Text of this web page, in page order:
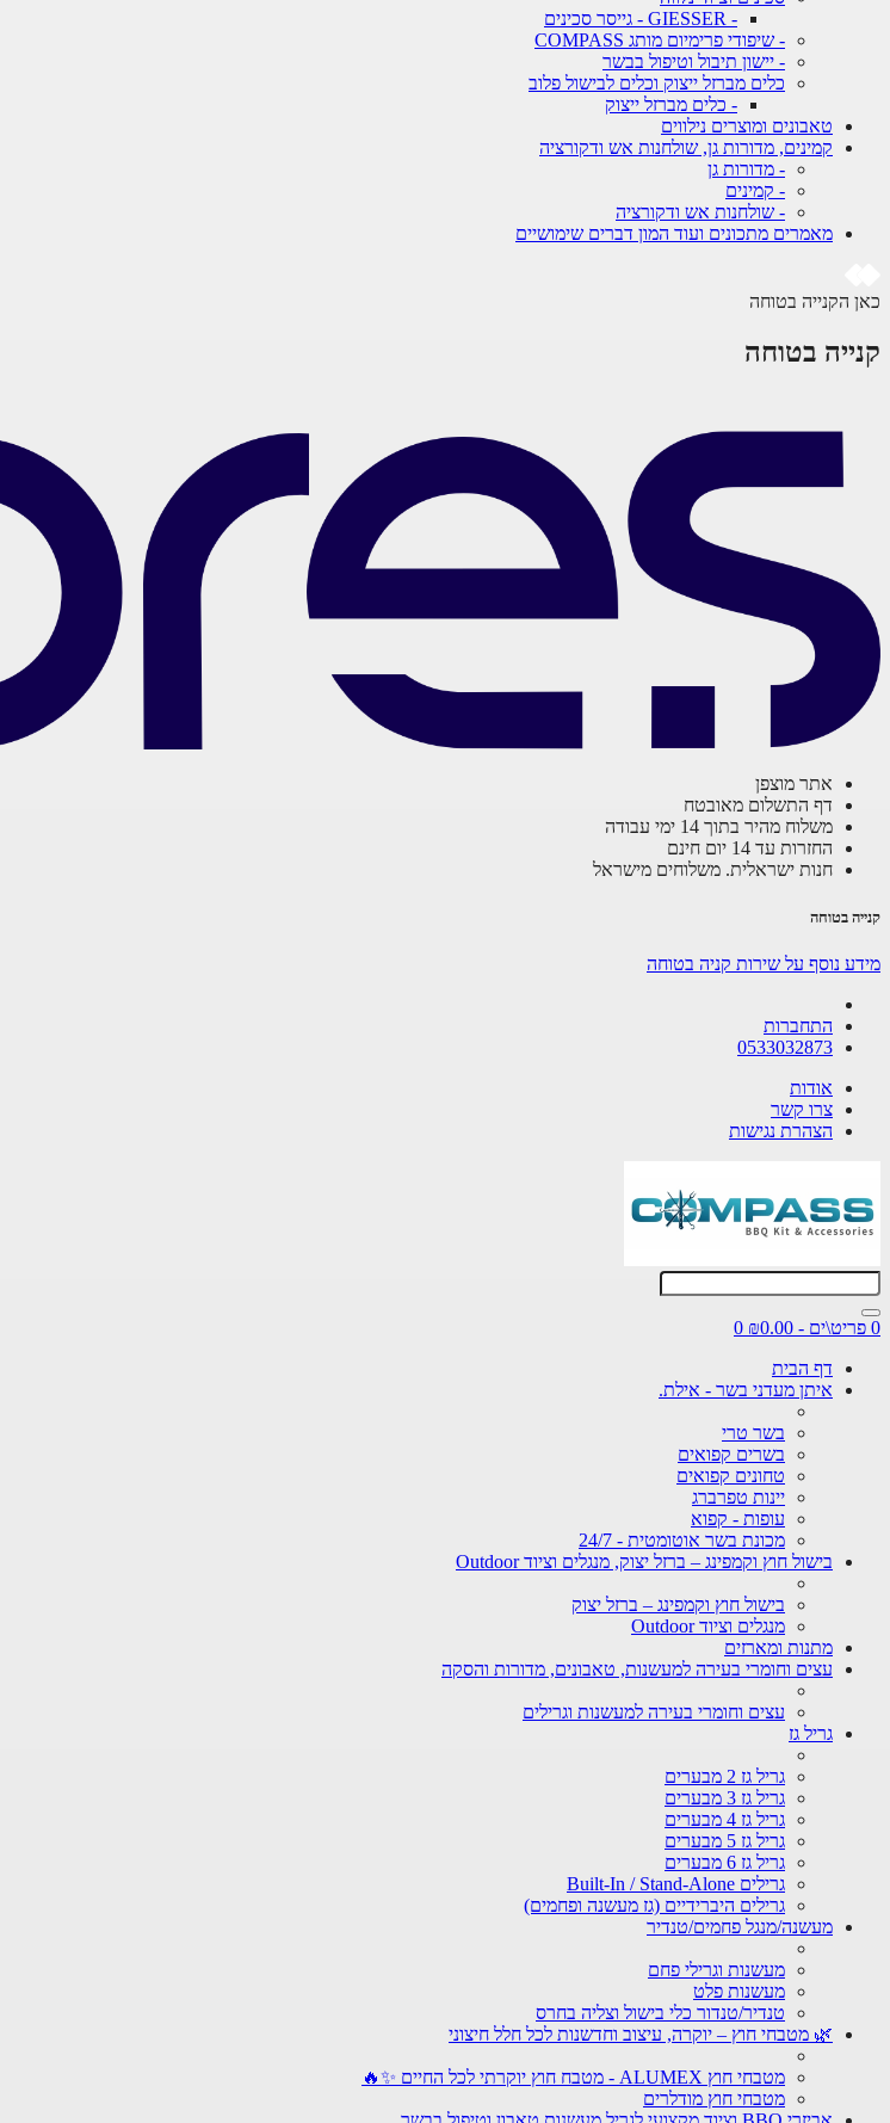
- GIESSER - גייסר סכינים
- שיפודי פרימיום מותג COMPASS
- יישון תיבול וטיפול בבשר
כלים מברזל ייצוק וכלים לבישול פלוב
- כלים מברזל ייצוק
טאבונים ומוצרים נילווים
קמינים, מדורות גן, שולחנות אש ודקורציה
- מדורות גן
- קמינים
- שולחנות אש ודקורציה
מאמרים מתכונים ועוד המון דברים שימושיים
כאן הקנייה בטוחה
קנייה בטוחה
אתר מוצפן
דף התשלום מאובטח
משלוח מהיר בתוך 14 ימי עבודה
החזרות עד 14 יום חינם
חנות ישראלית. משלוחים מישראל
קנייה בטוחה
מידע נוסף על שירות קניה בטוחה
התחברות
0533032873
אודות
צרו קשר
הצהרת נגישות
0 פריט\ים - ₪0.00
0
דף הבית
איתן מעדני בשר - אילת.
בשר טרי
בשרים קפואים
טחונים קפואים
יינות טפרברג
עופות - קפוא
מכונת בשר אוטומטית - 24/7
בישול חוץ וקמפינג – ברזל יצוק, מנגלים וציוד Outdoor
בישול חוץ וקמפינג – ברזל יצוק
מנגלים וציוד Outdoor
מתנות ומארזים
עצים וחומרי בעירה למעשנות, טאבונים, מדורות והסקה
עצים וחומרי בעירה למעשנות וגרילים
גריל גז
גריל גז 2 מבערים
גריל גז 3 מבערים
גריל גז 4 מבערים
גריל גז 5 מבערים
גריל גז 6 מבערים
גרילים Built-In / Stand-Alone
גרילים היברידיים (גז מעשנה ופחמים)
מעשנה/מנגל פחמים/טנדיר
מעשנות וגרילי פחם
מעשנות פלט
טנדיר/טנדור כלי בישול וצליה בחרס
🌿 מטבחי חוץ – יוקרה, עיצוב וחדשנות לכל חלל חיצוני
מטבחי חוץ ALUMEX - מטבח חוץ יוקרתי לכל החיים ✨🔥
מטבחי חוץ מודלרים